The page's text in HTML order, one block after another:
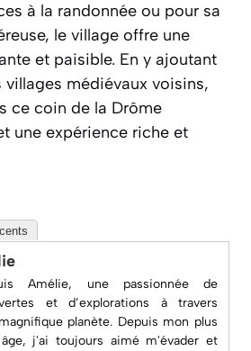
à la randonnée ou pour sa
le village offre une
et paisible. En y ajoutant
villages médiévaux voisins,
ce coin de la Drôme
une expérience riche et
Amélie, une passionnée de
et d’explorations à travers
planète. Depuis mon plus
j'ai toujours aimé m'évader et